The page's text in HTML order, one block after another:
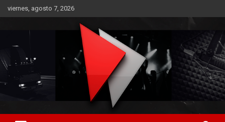
Saltar
al
viernes, agosto 7, 2026
RO CONTENIDOS